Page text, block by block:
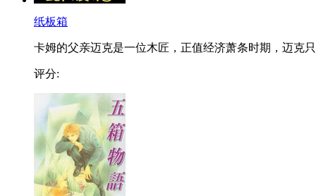
纸板箱
卡姆的父亲迈克是一位木匠，正值经济萧条时期，迈克
评分: